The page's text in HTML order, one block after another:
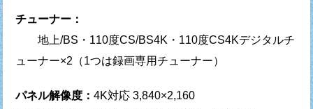
チューナー：
地上/BS・110度CS/BS4K・110度CS4Kデジタルチ
ューナー×2（1つは録画専用チューナー）
パネル解像度： 4K対応 3,840×2,160